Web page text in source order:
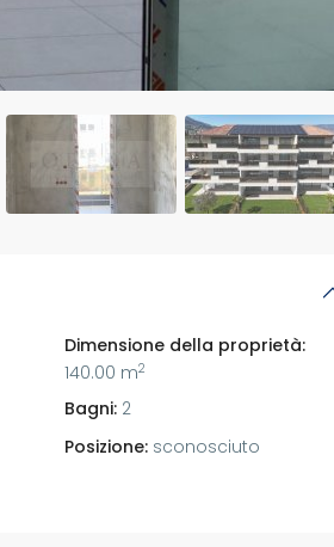
Dimensione della proprietà:
140.00 m2
Bagni: 2
Posizione: sconosciuto